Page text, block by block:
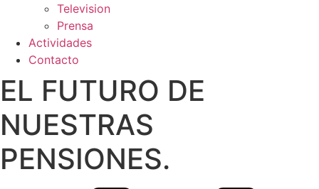
Television
Prensa
Actividades
Contacto
EL FUTURO DE
NUESTRAS
PENSIONES.